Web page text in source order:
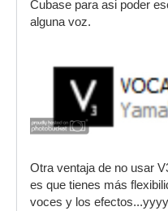
Cubase para asi poder
alguna voz.
Otra ventaja de no usar
es que tienes más
voces y los